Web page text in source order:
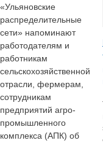
«Ульяновские
распределительные
сети» напоминают
работодателям и
работникам
сельскохозяйственной
отрасли, фермерам,
сотрудникам
предприятий агро-
промышленного
комплекса (АПК) об